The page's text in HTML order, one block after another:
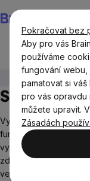
Pokračovat bez
Aby pro vás
používáme
fungování webu,
pamatovat si
pro vás opravdu
můžete upravit.
Zásadách
na
obsah
Doplňky
Shiitake
Vychutnejte si jednu z
funkčních hub na
vynikající chuťové
zdravého životního
ve formě prášku,